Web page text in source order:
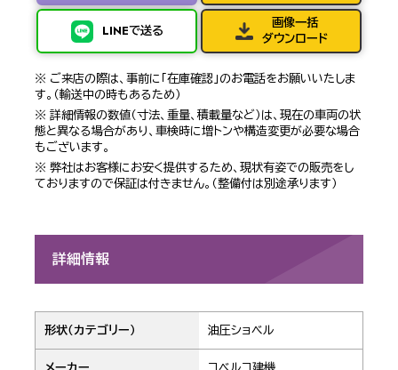
LINEで送る
画像一括
ダウンロード
※ ご来店の際は、事前に「在庫確認」のお電話をお願いいたしま
す。（輸送中の時もあるため）
※ 詳細情報の数値（寸法、重量、積載量など）は、現在の車両の状
態と異なる場合があり、車検時に増トンや構造変更が必要な場合
もございます。
※ 弊社はお客様にお安く提供するため、現状有姿での販売をし
ておりますので保証は付きません。（整備付は別途承ります）
詳細情報
形状（カテゴリー） 油圧ショベル